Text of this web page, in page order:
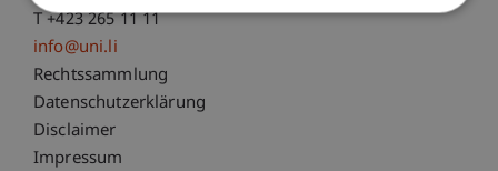
T +423 265 11 11
info@uni.li
Fußzeile Rechtliche Hinweise
Rechtssammlung
Datenschutzerklärung
Disclaimer
Impressum